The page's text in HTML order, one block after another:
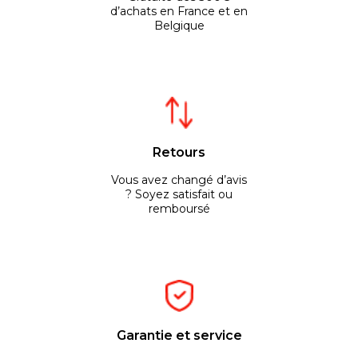
d’achats en France et en
Belgique
Retours
Vous avez changé d’avis
? Soyez satisfait ou
remboursé
Garantie et service